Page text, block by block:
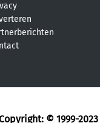
Copyright: © 1999-2023